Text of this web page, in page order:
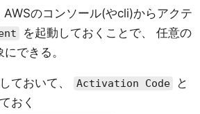
のコンソール(やcli)からアクテ
を起動しておくことで、 任意の
できる。
ておいて、 Activation Code と
おく